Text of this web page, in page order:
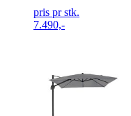
pris pr stk.
7.490,-